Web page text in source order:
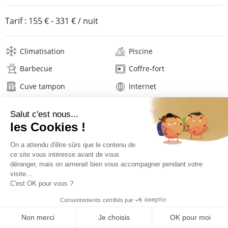
Tarif : 155 €-331 €/ nuit
Climatisation
Piscine
Barbecue
Coffre-fort
Cuve tampon
Internet
Télévision
Lave-linge
Mat. de repassage
Sèche-cheveux
TARIFS ET RÉSERVATION